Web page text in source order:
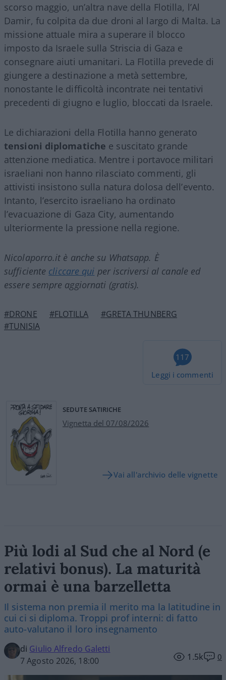
scorso maggio, un’altra nave della Flotilla, l’Al
Damir, fu colpita da due droni al largo di Malta. La
missione attuale mira a superare il blocco
imposto da Israele sulla Striscia di Gaza e
consegnare aiuti umanitari. La Flotilla prevede di
giungere a destinazione a metà settembre,
nonostante le difficoltà incontrate nei tentativi
precedenti di giugno e luglio, bloccati da Israele.
Le dichiarazioni della Flotilla hanno generato
tensioni diplomatiche e suscitato grande
attenzione mediatica. Mentre i portavoce militari
israeliani non hanno rilasciato commenti, gli
attivisti insistono sulla natura dolosa dell’evento.
Intanto, l’esercito israeliano ha ordinato
l’evacuazione di Gaza City, aumentando
ulteriormente la pressione nella regione.
Nicolaporro.it è anche su Whatsapp. È
sufficiente cliccare qui per iscriversi al canale ed
essere sempre aggiornati (gratis).
#DRONE #FLOTILLA
#GRETA THUNBERG
#TUNISIA
117
Leggi i commenti
SEDUTE SATIRICHE
Vignetta del 07/08/2026
Vai all'archivio delle vignette
Più lodi al Sud che al Nord (e
relativi bonus). La maturità
ormai è una barzelletta
Il sistema non premia il merito ma la latitudine in
cui ci si diploma. Troppi prof interni: di fatto
auto-valutano il loro insegnamento
di Giulio Alfredo Galetti
7 Agosto 2026, 18:00
1.5k 0